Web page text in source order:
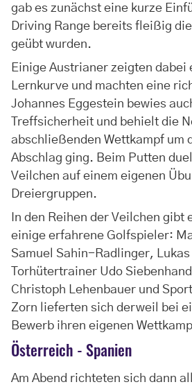
gab es zunächst eine kurze
Driving Range bereits fleißig
geübt wurden.
Einige Austrianer zeigten dabei
Lernkurve und machten eine
Johannes Eggestein bewies
Treffsicherheit und behielt die
abschließenden Wettkampf um
Abschlag ging. Beim Putten
Veilchen auf einem eigenen
Dreiergruppen.
In den Reihen der Veilchen gibt
einige erfahrene Golfspieler:
Samuel Sahin-Radlinger, Lukas
Torhütertrainer Udo
Christoph Lehenbauer und
Zorn lieferten sich derweil bei
Bewerb ihren eigenen
Österreich - Spanien
Am Abend richteten sich dann